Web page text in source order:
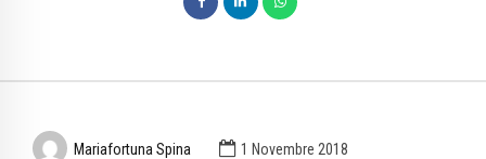
Mariafortuna Spina 1 Novembre 2018